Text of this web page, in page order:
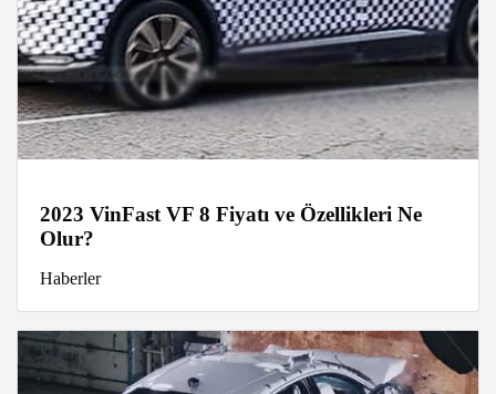
2023 VinFast VF 8 Fiyatı ve Özellikleri Ne
Olur?
Haberler